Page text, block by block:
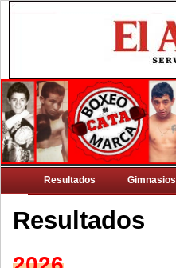
Resultados Gimnasios
Resultados